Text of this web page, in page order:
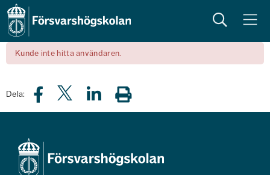
Sök Meny
Kunde inte hitta användaren.
Dela: